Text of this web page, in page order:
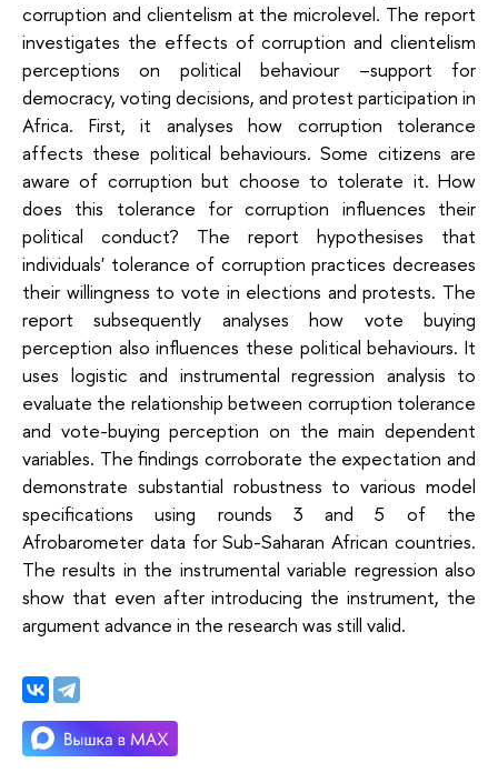
corruption and clientelism at the microlevel. The report
investigates the effects of corruption and clientelism
perceptions on political behaviour –support for
democracy, voting decisions, and protest participation in
Africa. First, it analyses how corruption tolerance
affects these political behaviours. Some citizens are
aware of corruption but choose to tolerate it. How
does this tolerance for corruption influences their
political conduct? The report hypothesises that
individuals' tolerance of corruption practices decreases
their willingness to vote in elections and protests. The
report subsequently analyses how vote buying
perception also influences these political behaviours. It
uses logistic and instrumental regression analysis to
evaluate the relationship between corruption tolerance
and vote-buying perception on the main dependent
variables. The findings corroborate the expectation and
demonstrate substantial robustness to various model
specifications using rounds 3 and 5 of the
Afrobarometer data for Sub-Saharan African countries.
The results in the instrumental variable regression also
show that even after introducing the instrument, the
argument advance in the research was still valid.